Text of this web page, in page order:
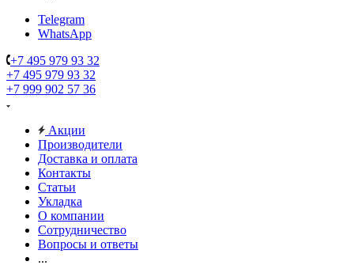
Telegram
WhatsApp
+7 495 979 93 32
+7 495 979 93 32
+7 999 902 57 36
Акции
Производители
Доставка и оплата
Контакты
Статьи
Укладка
О компании
Сотрудничество
Вопросы и ответы
...